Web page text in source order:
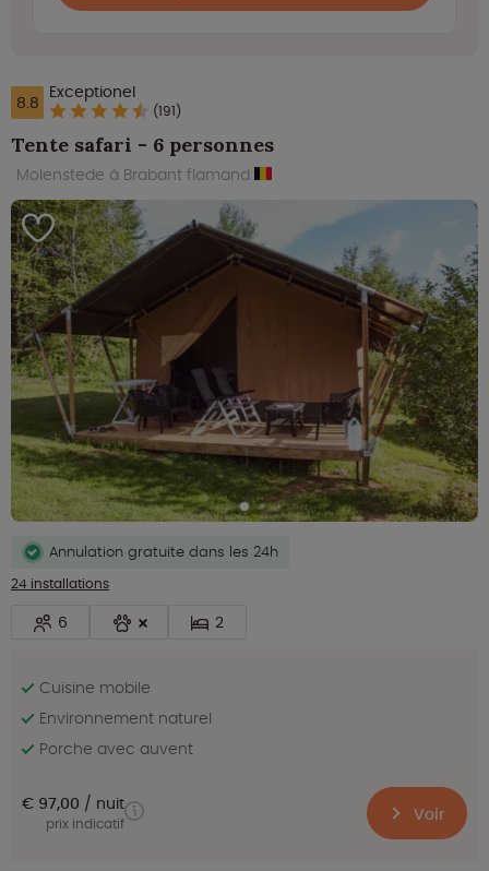
8.8 Exceptionel
(191)
Tente safari - 6 personnes
Molenstede à Brabant flamand
Annulation gratuite dans les 24h
24 installations
6 2
Cuisine mobile
Environnement naturel
Porche avec auvent
€ 97,00 nuit
prix indicatif Voir